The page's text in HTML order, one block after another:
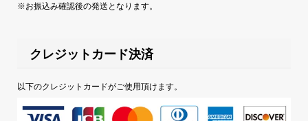
※お振込み確認後の発送となります。
クレジットカード決済
以下のクレジットカードがご使用頂けます。